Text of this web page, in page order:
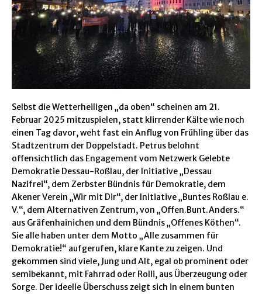
Selbst die Wetterheiligen „da oben“ scheinen am 21.
Februar 2025 mitzuspielen, statt klirrender Kälte wie noch
einen Tag davor, weht fast ein Anflug von Frühling über das
Stadtzentrum der Doppelstadt. Petrus belohnt
offensichtlich das Engagement vom Netzwerk Gelebte
Demokratie Dessau-Roßlau, der Initiative „Dessau
Nazifrei“, dem Zerbster Bündnis für Demokratie, dem
Akener Verein „Wir mit Dir“, der Initiative „Buntes Roßlau e.
V.“, dem Alternativen Zentrum, von „Offen.Bunt.Anders.“
aus Gräfenhainichen und dem Bündnis „Offenes Köthen“.
Sie alle haben unter dem Motto „Alle zusammen für
Demokratie!“ aufgerufen, klare Kante zu zeigen. Und
gekommen sind viele, Jung und Alt, egal ob prominent oder
semibekannt, mit Fahrrad oder Rolli, aus Überzeugung oder
Sorge. Der ideelle Überschuss zeigt sich in einem bunten